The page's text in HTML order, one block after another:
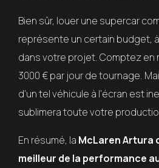
Bien sûr, louer une supercar
représente un certain budget,
dans votre projet. Comptez en
3000 € par jour de tournage.
d'un tel véhicule à l'écran est
sublimera toute votre
En résumé, la McLaren Artura
meilleur de la performance